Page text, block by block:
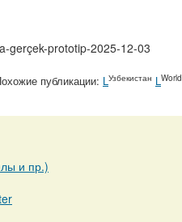
gerçek-prototip-2025-12-03
публикации: LУзбекистан LWorld
и пр.)